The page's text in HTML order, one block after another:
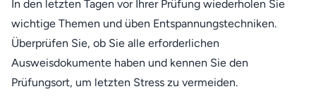
In den letzten Tagen vor Ihrer Prüfung wiederholen Sie
wichtige Themen und üben Entspannungstechniken.
Überprüfen Sie, ob Sie alle erforderlichen
Ausweisdokumente haben und kennen Sie den
Prüfungsort, um letzten Stress zu vermeiden.